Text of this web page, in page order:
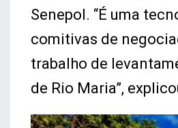
Senepol. “É uma
comitivas de
trabalho de
de Rio Maria”,